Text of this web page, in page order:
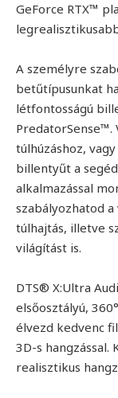
GeForce RTX™
A személyre
betűtípusunkat
létfontosságú
PredatorSense™.
túlhúzáshoz,
billentyűt a
alkalmazással
szabályozhatod
túlhajtás, illetve
világítást is.
DTS® X:Ultra
elsőosztályú,
élvezd kedvenc
3D-s
realisztikus